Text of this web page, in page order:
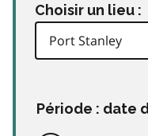
Choisir un lieu :
Période : date